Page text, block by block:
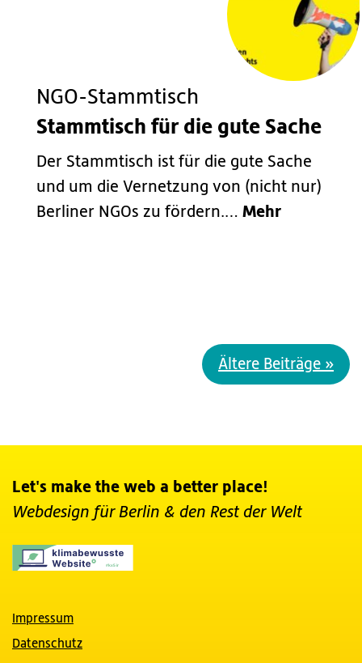
NGO-Stammtisch
Stammtisch für die gute Sache
Der Stammtisch ist für die gute Sache
und um die Vernetzung von (nicht nur)
Berliner NGOs zu fördern.… Mehr
Ältere Beiträge »
Let's make the web a better place!
Webdesign für Berlin & den Rest der Welt
Impressum
Datenschutz